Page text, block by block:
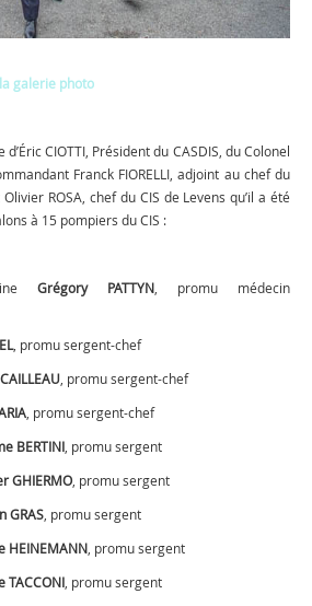
galerie photo
CIOTTI, Président du CASDIS, du Colonel
Franck FIORELLI, adjoint au chef du
ROSA, chef du CIS de Levens qu’il a été
à 15 pompiers du CIS :
Grégory PATTYN , promu médecin
, promu sergent-chef
, promu sergent-chef
, promu sergent-chef
BERTINI , promu sergent
GHIERMO , promu sergent
GRAS , promu sergent
HEINEMANN , promu sergent
TACCONI , promu sergent